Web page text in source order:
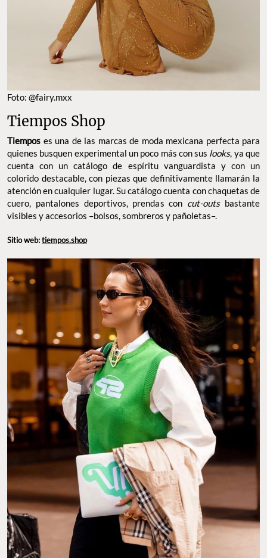
Foto: @fairy.mxx
Tiempos Shop
Tiempos es una de las marcas de moda mexicana perfecta para
quienes busquen experimental un poco más con sus looks, ya que
cuenta con un catálogo de espíritu vanguardista y con un
colorido destacable, con piezas que definitivamente llamarán la
atención en cualquier lugar. Su catálogo cuenta con chaquetas de
cuero, pantalones deportivos, prendas con cut-outs bastante
visibles y accesorios –bolsos, sombreros y pañoletas–.
Sitio web:tiempos.shop